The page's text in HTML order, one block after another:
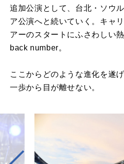
追加公演として、台北・ソウ
ア公演へと続いていく。キャ
アーのスタートにふさわしい
back number。
ここからどのような進化を遂
一歩から目が離せない。